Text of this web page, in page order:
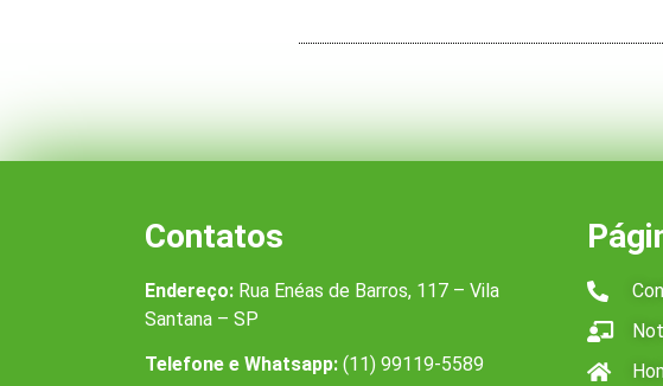
Contatos
Endereço: Rua Enéas de Barros, 117 – Vila
Santana – SP
Telefone e Whatsapp: (11) 99119-5589